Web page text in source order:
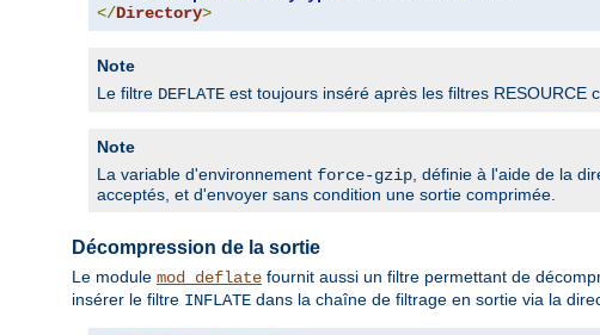
</Directory>
Note
Le filtre DEFLATE est toujours inséré après les filtres RESOURCE
Note
La variable d'environnement force-gzip , définie à l'aide de la
acceptés, et d'envoyer sans condition une sortie comprimée.
Décompression de la sortie
Le module mod_deflate fournit aussi un filtre permettant de
insérer le filtre INFLATE dans la chaîne de filtrage en sortie via la